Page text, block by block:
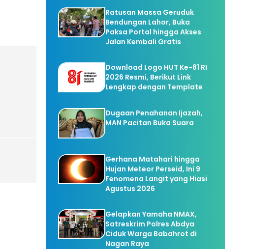
Ratusan Massa Geruduk
Bendungan Lahor, Buka
Paksa Portal hingga Akses
Jalan Kembali Gratis
Download Logo HUT Ke-81 RI
2026 Resmi, Berikut Link
Lengkap dengan Template
Dugaan Penahanan Ijazah,
MAN Pacitan Buka Suara
Gerhana Matahari hingga
Hujan Meteor Perseid, Ini 9
Fenomena Langit yang Hiasi
Agustus 2026
Gelapkan Yamaha NMAX,
Satreskrim Polres Abdya
Ciduk Warga Babahrot di
Nagan Raya